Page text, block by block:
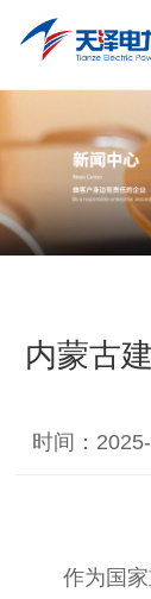
内蒙古
时间：
	作为国家重要能源和战略资源基地，内蒙古持续